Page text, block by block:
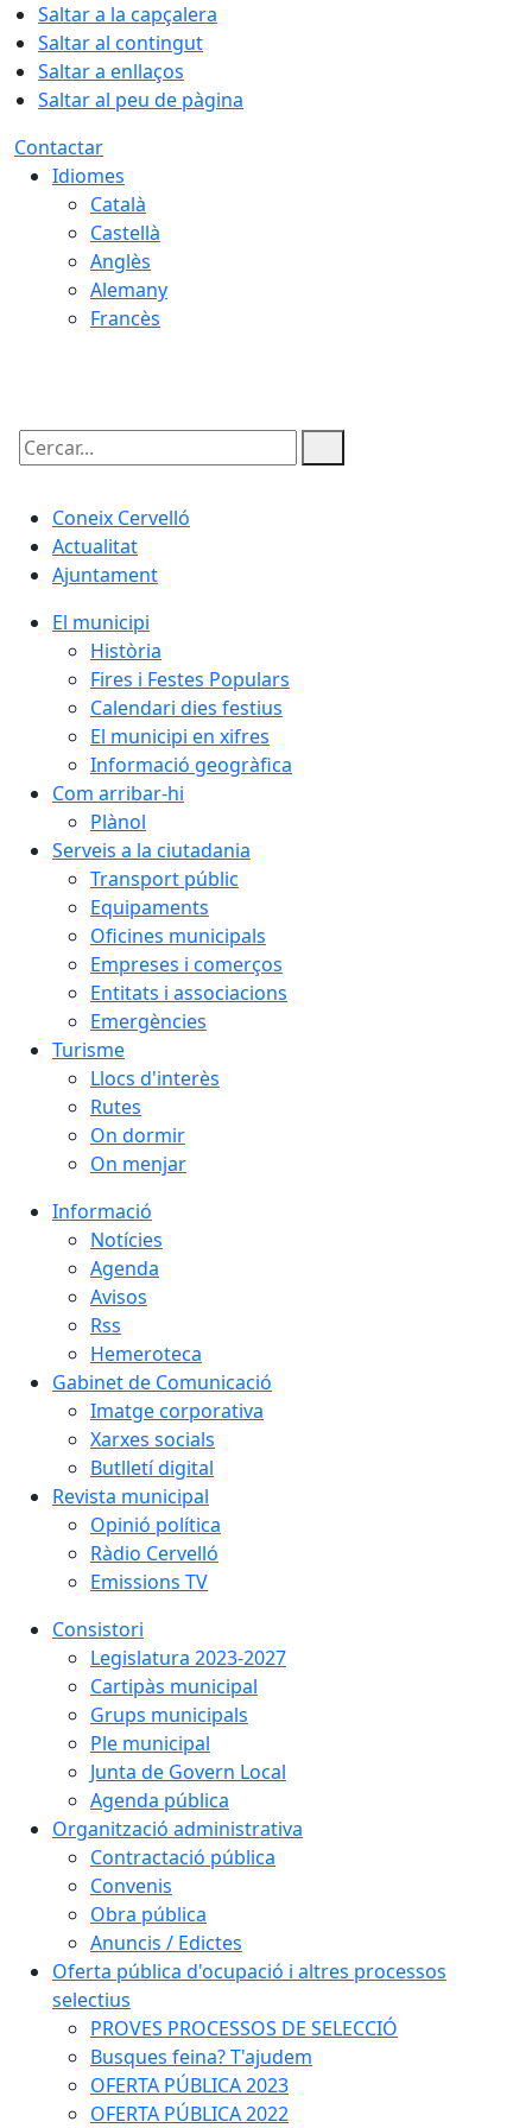
Saltar a la capçalera
Saltar al contingut
Saltar a enllaços
Saltar al peu de pàgina
Contactar
Idiomes
Català
Castellà
Anglès
Alemany
Francès
Cercar:
Coneix Cervelló
Actualitat
Ajuntament
El municipi
Història
Fires i Festes Populars
Calendari dies festius
El municipi en xifres
Informació geogràfica
Com arribar-hi
Plànol
Serveis a la ciutadania
Transport públic
Equipaments
Oficines municipals
Empreses i comerços
Entitats i associacions
Emergències
Turisme
Llocs d'interès
Rutes
On dormir
On menjar
Informació
Notícies
Agenda
Avisos
Rss
Hemeroteca
Gabinet de Comunicació
Imatge corporativa
Xarxes socials
Butlletí digital
Revista municipal
Opinió política
Ràdio Cervelló
Emissions TV
Consistori
Legislatura 2023-2027
Cartipàs municipal
Grups municipals
Ple municipal
Junta de Govern Local
Agenda pública
Organització administrativa
Contractació pública
Convenis
Obra pública
Anuncis / Edictes
Oferta pública d'ocupació i altres processos
selectius
PROVES PROCESSOS DE SELECCIÓ
Busques feina? T'ajudem
OFERTA PÚBLICA 2023
OFERTA PÚBLICA 2022